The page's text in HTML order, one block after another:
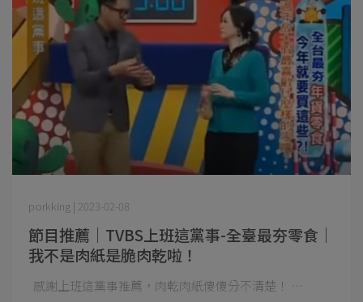
節目推薦｜TVBS上班這黨事-全臺最夯零食｜
我不是肉紙是脆肉乾啦！
porkking | 2023-02-08
感謝上班這黨事推薦，肉乾肉紙傻傻分不清楚！ ⋯